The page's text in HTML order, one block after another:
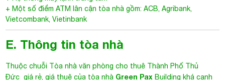
+ Một số điểm ATM lân cận tòa nhà gồm: ACB, Agribank,
Vietcombank, Vietinbank
E. Thông tin tòa nhà
Thuộc chuỗi Tòa nhà văn phòng cho thuê Thành Phố Thủ
Đức giá rẻ, giá thuê của tòa nhà Green Pax Building khá cạnh